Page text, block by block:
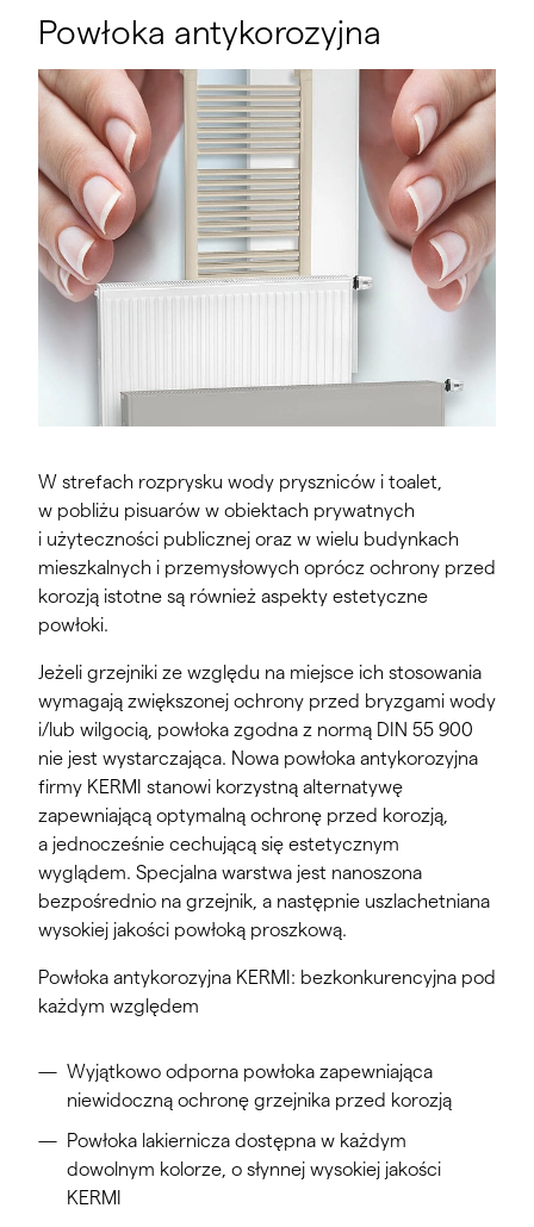
Powłoka antykorozyjna
W strefach rozprysku wody pryszniców i toalet,
w pobliżu pisuarów w obiektach prywatnych
i użyteczności publicznej oraz w wielu budynkach
mieszkalnych i przemysłowych oprócz ochrony przed
korozją istotne są również aspekty estetyczne
powłoki.
Jeżeli grzejniki ze względu na miejsce ich stosowania
wymagają zwiększonej ochrony przed bryzgami wody
i/lub wilgocią, powłoka zgodna z normą DIN 55 900
nie jest wystarczająca. Nowa powłoka antykorozyjna
firmy KERMI stanowi korzystną alternatywę
zapewniającą optymalną ochronę przed korozją,
a jednocześnie cechującą się estetycznym
wyglądem. Specjalna warstwa jest nanoszona
bezpośrednio na grzejnik, a następnie uszlachetniana
wysokiej jakości powłoką proszkową.
Powłoka antykorozyjna KERMI: bezkonkurencyjna pod
każdym względem
Wyjątkowo odporna powłoka zapewniająca
niewidoczną ochronę grzejnika przed korozją
Powłoka lakiernicza dostępna w każdym
dowolnym kolorze, o słynnej wysokiej jakości
KERMI